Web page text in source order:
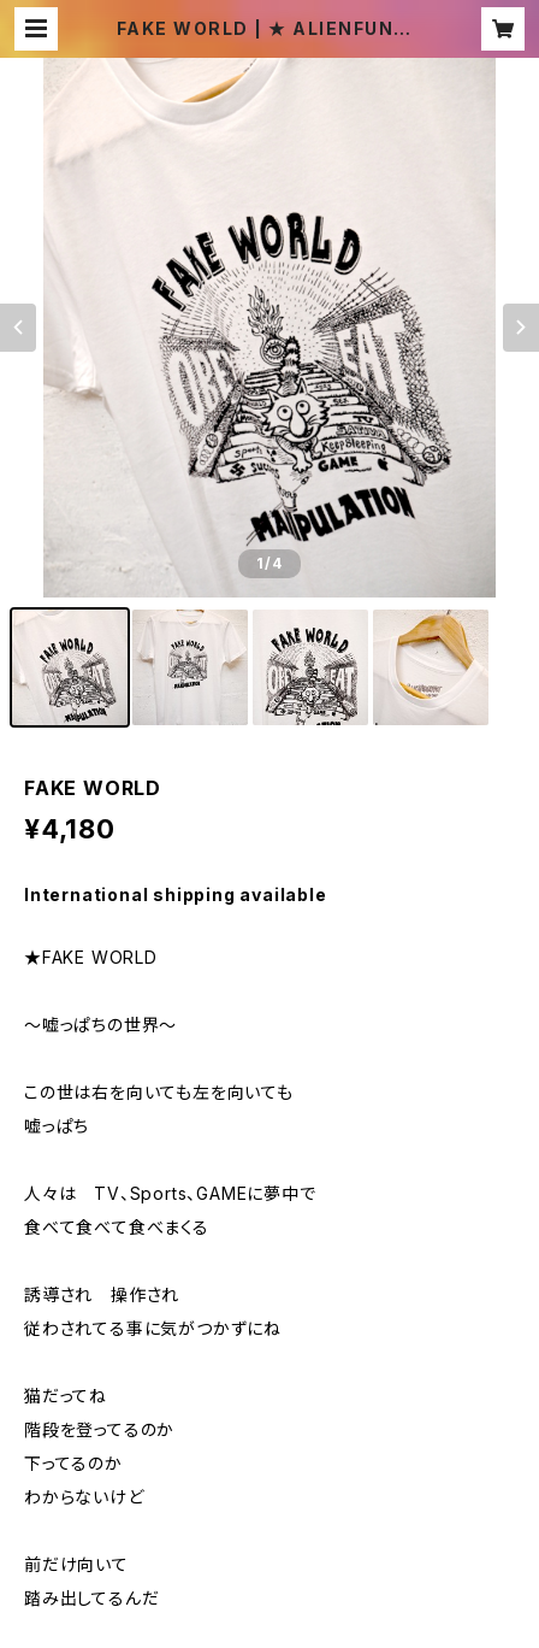
FAKE WORLD | ★ ALIENFUNNY
1/4
FAKE WORLD
¥4,180
International shipping available
★FAKE WORLD
〜嘘っぱちの世界〜
この世は右を向いても左を向いても
嘘っぱち
人々は TV、Sports、GAMEに夢中で
食べて食べて食べまくる
誘導され 操作され
従わされてる事に気がつかずにね
猫だってね
階段を登ってるのか
下ってるのか
わからないけど
前だけ向いて
踏み出してるんだ